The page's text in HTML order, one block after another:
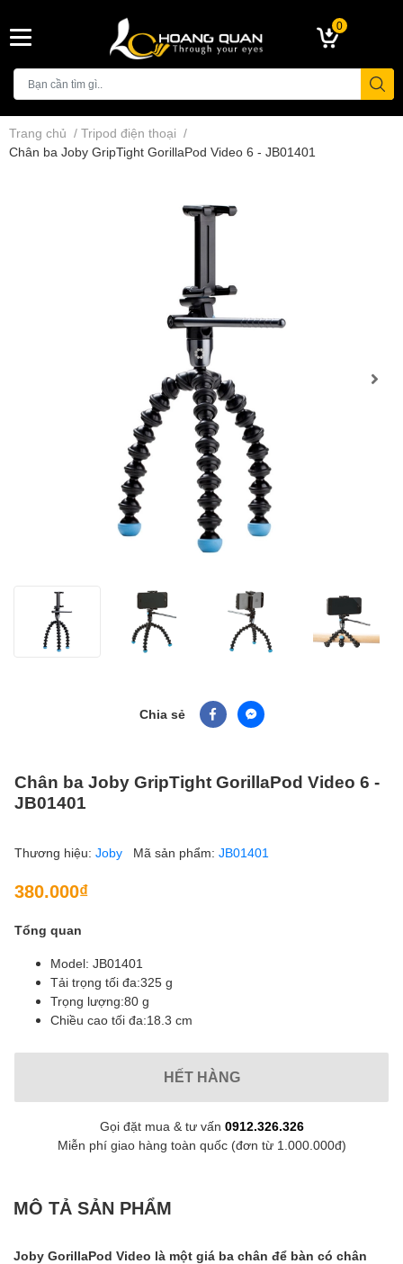
0
Trang chủ / Tripod điện thoại /
Chân ba Joby GripTight GorillaPod Video 6 - JB01401
Chia sẻ
Chân ba Joby GripTight GorillaPod Video 6 -
JB01401
Thương hiệu: Joby Mã sản phẩm: JB01401
380.000₫
Tổng quan
Model: JB01401
Tải trọng tối đa:325 g
Trọng lượng:80 g
Chiều cao tối đa:18.3 cm
HẾT HÀNG
Gọi đặt mua & tư vấn 0912.326.326
Miễn phí giao hàng toàn quốc (đơn từ 1.000.000đ)
MÔ TẢ SẢN PHẨM
Joby GorillaPod Video là một giá ba chân để bàn có chân